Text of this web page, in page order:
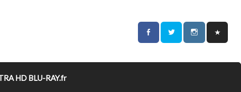
HD BLU-RAY.fr